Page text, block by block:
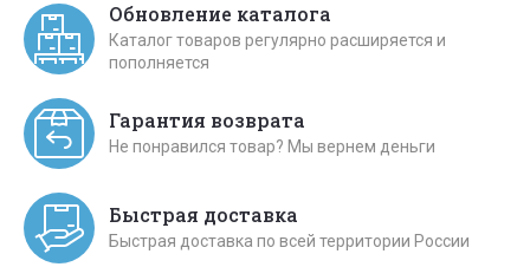
Обновление каталога
Каталог товаров регулярно расширяется и
пополняется
Гарантия возврата
Не понравился товар? Мы вернем деньги
Быстрая доставка
Быстрая доставка по всей территории России